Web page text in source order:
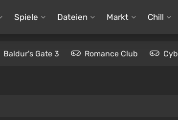
Spiele Dateien Markt Chill
Baldur's Gate 3 Romance Club